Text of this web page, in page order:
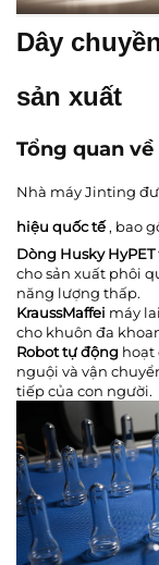
Dây
sản xuất
Tổng quan
Nhà máy Jinting
hiệu quốc tế, bao
Dòng Husky HyPET
cho sản xuất phôi
năng lượng thấp.
KraussMaffei máy
cho khuôn đa
Robot tự động hoạt
nguội và vận
tiếp của con người.